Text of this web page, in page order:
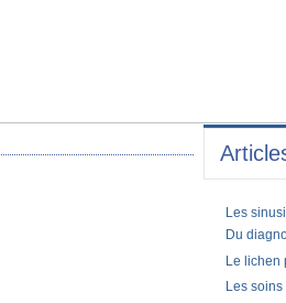
Les
Du
Le lichen
Les